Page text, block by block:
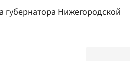
Нижегородской